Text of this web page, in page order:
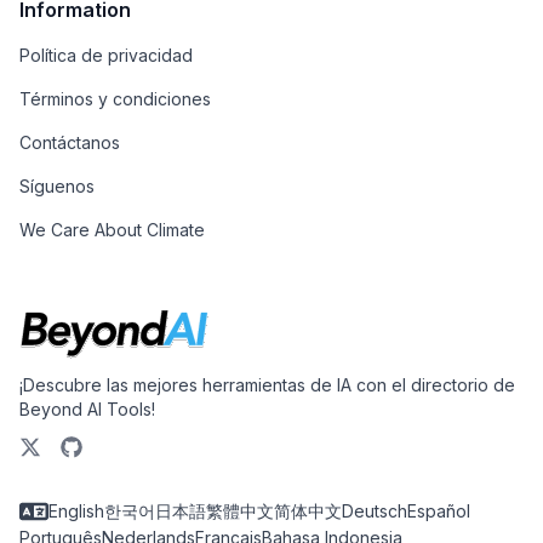
Information
Política de privacidad
Términos y condiciones
Contáctanos
Síguenos
We Care About Climate
¡Descubre las mejores herramientas de IA con el directorio de
Beyond AI Tools!
English한국어 日本語繁體中文简体中文DeutschEspañol
PortuguêsNederlandsFrançaisBahasa Indonesia